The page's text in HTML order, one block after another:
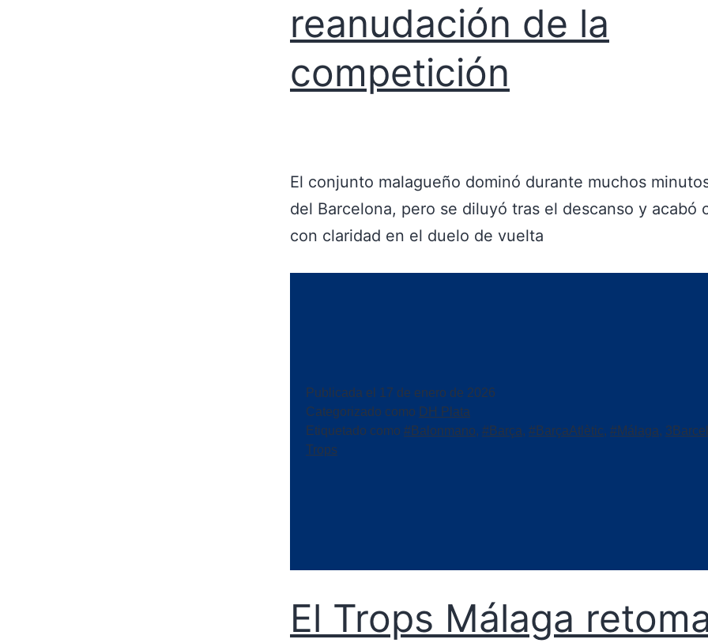
reanudación de la
competición
El conjunto malagueño dominó durante muchos
del Barcelona, pero se diluyó tras el descanso y acabó
con claridad en el duelo de vuelta
Publicada el
17 de enero de 2026
Categorizado como DH Plata
Etiquetado como #Balonmano, #Barça, #BarçaAtlètic, #Málaga,
Trops
El Trops Málaga